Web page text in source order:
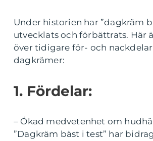
Under historien har ”dagkräm
utvecklats och förbättrats. Här
över tidigare för- och
dagkrämer:
1. Fördelar:
– Ökad medvetenhet om
”Dagkräm bäst i test” har